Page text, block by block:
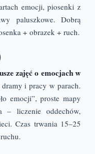
emocji, piosenki z
paluszkowe. Dobrą
+ obrazek + ruch.
zajęć o emocjach w
i pracy w parach.
emocji”, proste mapy
– liczenie oddechów,
Czas trwania 15–25